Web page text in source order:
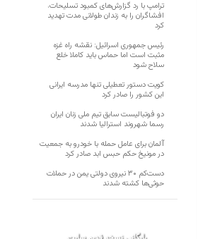
ترامپ با رد گزارش‌های کمبود تسلیحات،
افشاگران را به زندان طولانی مدت تهدید
کرد
رئیس‌ جمهوری اسرائیل: نقشه راه غزه
مثبت است اما حماس باید کاملا خلع
سلاح شود
کویت دستور تعطیلی تنها مدرسه ایرانی
این کشور را صادر کرد
دو فوتبالیست سابق تیم ملی زنان ایران
رسما شهروند استرالیا شدند
آلمان برای عامل حمله با خودرو به جمعیت
در مونیخ حکم حبس ابد صادر کرد
دست‌کم ۳۰ نیروی دولتی یمن در حملات
حوثی‌ها کشته شدند
بایگانی نسخه قدیم سایت